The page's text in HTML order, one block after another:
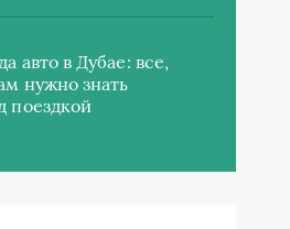
авто в Дубае: все,
нужно знать
поездкой